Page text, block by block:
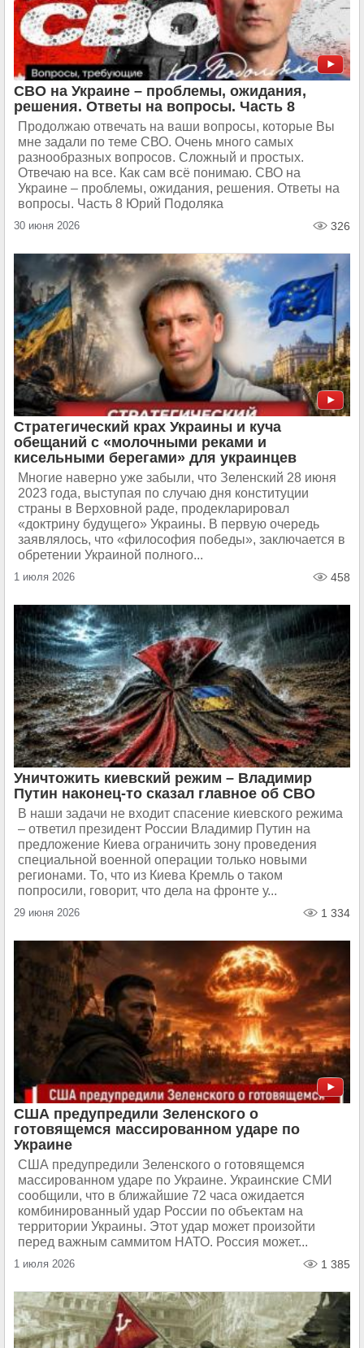
СВО на Украине – проблемы, ожидания,
решения. Ответы на вопросы. Часть 8
Продолжаю отвечать на ваши вопросы, которые Вы
мне задали по теме СВО. Очень много самых
разнообразных вопросов. Сложный и простых.
Отвечаю на все. Как сам всё понимаю. СВО на
Украине – проблемы, ожидания, решения. Ответы на
вопросы. Часть 8 Юрий Подоляка
30 июня 2026 326
Стратегический крах Украины и куча
обещаний с «молочными реками и
кисельными берегами» для украинцев
Многие наверно уже забыли, что Зеленский 28 июня
2023 года, выступая по случаю дня конституции
страны в Верховной раде, продекларировал
«доктрину будущего» Украины. В первую очередь
заявлялось, что «философия победы», заключается в
обретении Украиной полного...
1 июля 2026 458
Уничтожить киевский режим – Владимир
Путин наконец-то сказал главное об СВО
В наши задачи не входит спасение киевского режима
– ответил президент России Владимир Путин на
предложение Киева ограничить зону проведения
специальной военной операции только новыми
регионами. То, что из Киева Кремль о таком
попросили, говорит, что дела на фронте у...
29 июня 2026 1 334
США предупредили Зеленского о
готовящемся массированном ударе по
Украине
США предупредили Зеленского о готовящемся
массированном ударе по Украине. Украинские СМИ
сообщили, что в ближайшие 72 часа ожидается
комбинированный удар России по объектам на
территории Украины. Этот удар может произойти
перед важным саммитом НАТО. Россия может...
1 июля 2026 1 385